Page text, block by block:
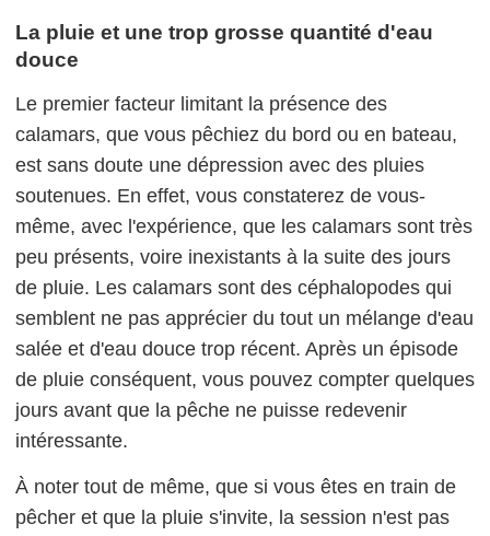
La pluie et une trop grosse quantité d'eau
douce
Le premier facteur limitant la présence des
calamars, que vous pêchiez du bord ou en bateau,
est sans doute une dépression avec des pluies
soutenues. En effet, vous constaterez de vous-
même, avec l'expérience, que les calamars sont très
peu présents, voire inexistants à la suite des jours
de pluie. Les calamars sont des céphalopodes qui
semblent ne pas apprécier du tout un mélange d'eau
salée et d'eau douce trop récent. Après un épisode
de pluie conséquent, vous pouvez compter quelques
jours avant que la pêche ne puisse redevenir
intéressante.
À noter tout de même, que si vous êtes en train de
pêcher et que la pluie s'invite, la session n'est pas